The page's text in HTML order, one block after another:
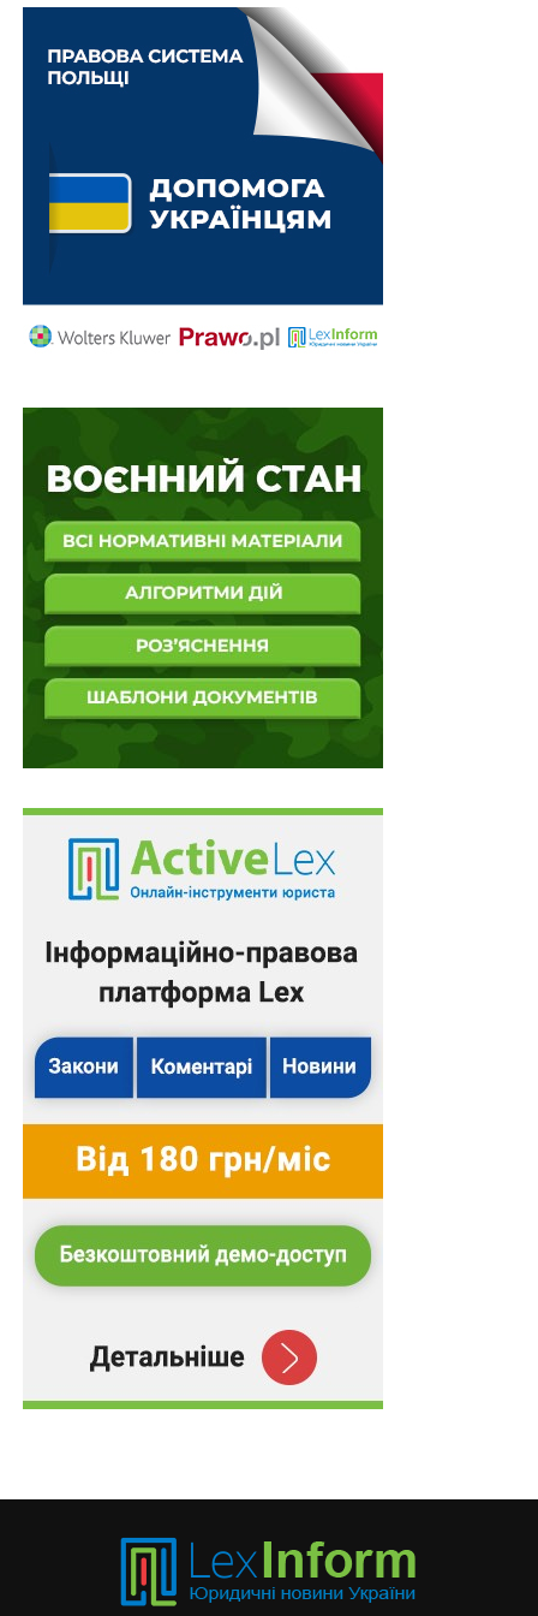
закупівельні…
Національний звіт з енергетики
оприлюднюватимуть українською і
англійською мовами
СУБ’ЄКТИ ГОСПОДАРЮВАННЯ
НАСТУПНА
Газ можна отримувати від кількох